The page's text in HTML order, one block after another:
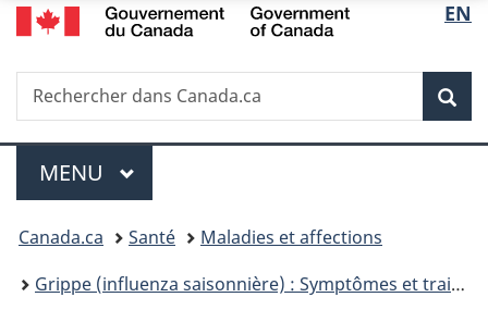
de
la
EN
Recherche
Rechercher
dans
Menu
MENU PRINCIPAL
Vous
êtes
Canada.ca Santé
Maladies et affections
Grippe (influenza saisonnière) : Symptômes et traitement